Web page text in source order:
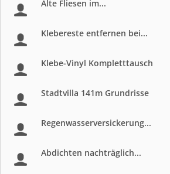
Alte Fliesen im...
Klebereste entfernen bei...
Klebe-Vinyl Kompletttausch
Stadtvilla 141m Grundrisse
Regenwasserversickerung...
Abdichten nachträglich...